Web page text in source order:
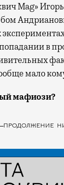
Mag»
в
мало
мафиози?
ПРОДОЛЖЕНИЕ